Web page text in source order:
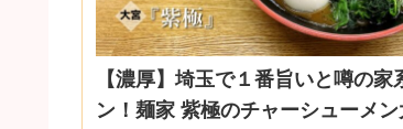
【濃厚】埼玉で１番旨いと噂の家
ン！麺家 紫極のチャーシューメ